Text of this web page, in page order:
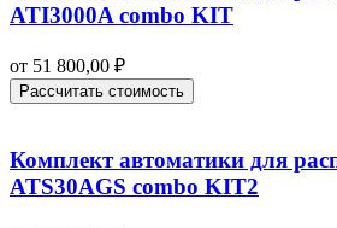
ATI3000A combo KIT
от 51 800,00 ₽
Рассчитать стоимость
Комплект автоматики для
ATS30AGS combo KIT2